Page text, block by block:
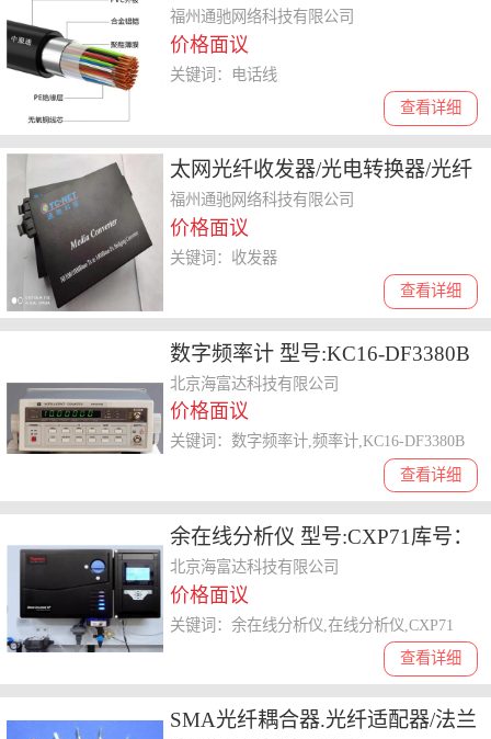
三类线
福州通驰网络科技有限公司
价格面议
查看详细
关键词：电话线
太网光纤收发器/光电转换器/光纤
收发器
福州通驰网络科技有限公司
价格面议
查看详细
关键词：收发器
数字频率计 型号:KC16-DF3380B
库号：M407082
北京海富达科技有限公司
价格面议
查看详细
关键词：数字频率计,频率计,KC16-DF3380B
余在线分析仪 型号:CXP71库号：
M358329
北京海富达科技有限公司
价格面议
查看详细
关键词：余在线分析仪,在线分析仪,CXP71
SMA光纤耦合器.光纤适配器/法兰